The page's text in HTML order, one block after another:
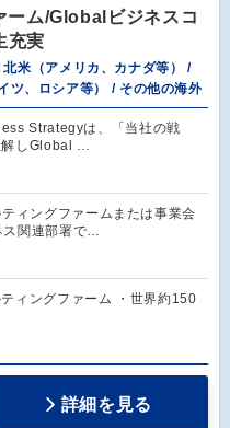
ーム/Globalビジネスコ
充実
米（アメリカ、カナダ等） /
ツ、ロシア等） / その他の海外
Strategyは、「当社の戦
解しGlobal …
ィングファームまたは事業会
ス関連部署で…
ィングファーム ・世界約150
詳細を見る